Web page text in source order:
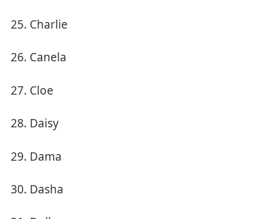
Charlie
Canela
Cloe
Daisy
Dama
Dasha